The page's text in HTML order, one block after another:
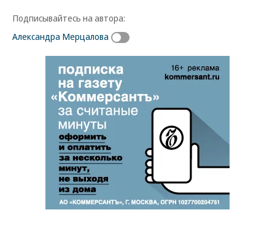
Подписывайтесь на автора:
Александра Мерцалова